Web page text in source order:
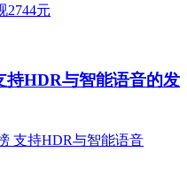
持HDR与智能语音的发